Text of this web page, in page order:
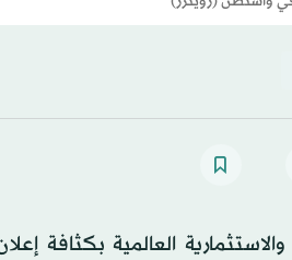
والاستثمارية العالمية بكثافة